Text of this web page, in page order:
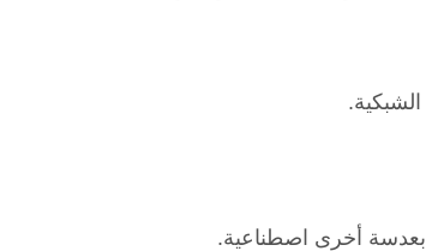
بعدسة أخرى اصطناعية.